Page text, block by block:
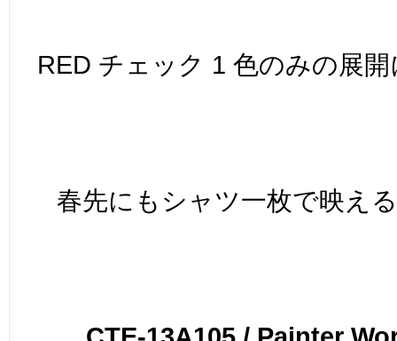
RED チェック 1 色のみの展
春先にもシャツ一枚で映え